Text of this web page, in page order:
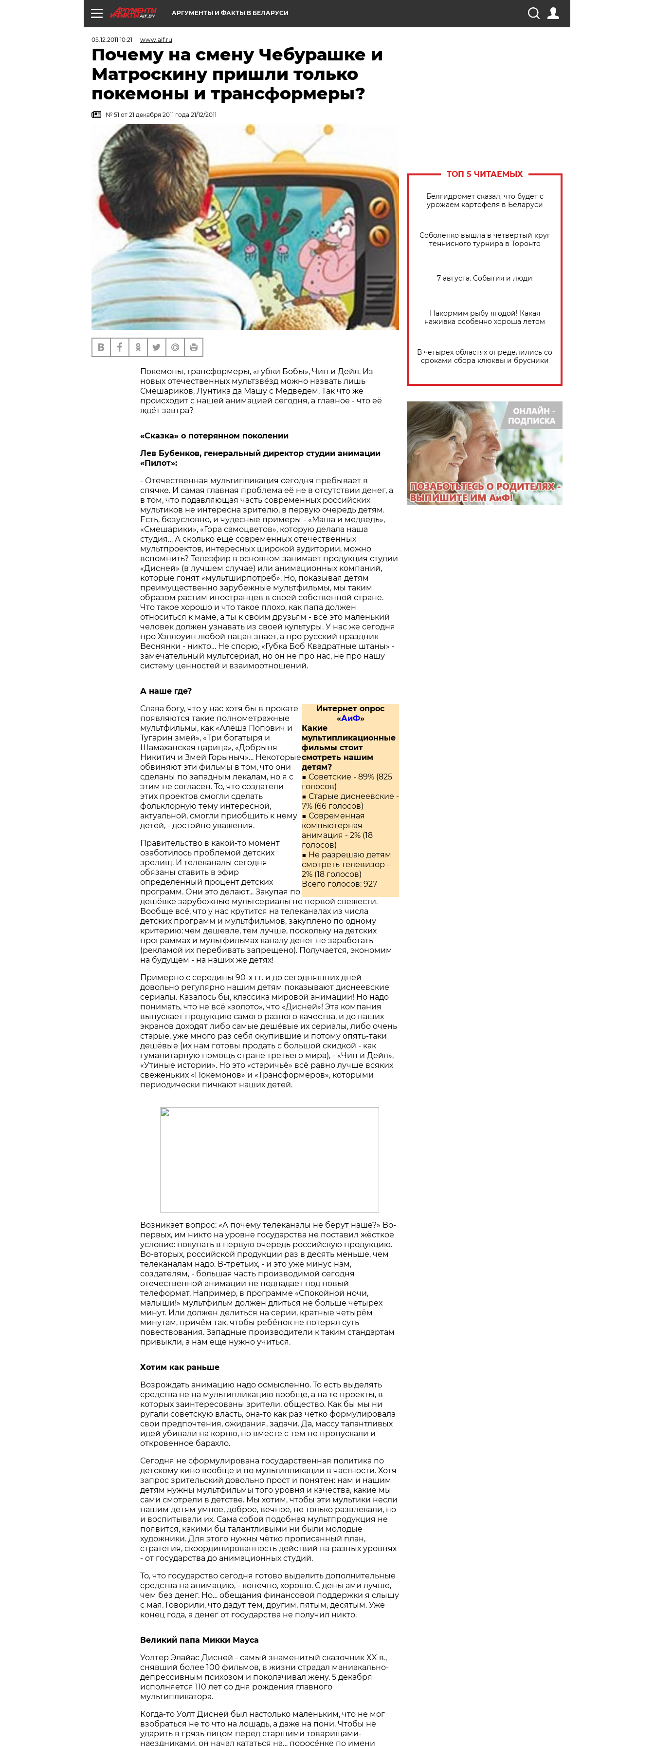
AIF.BY АРГУМЕНТЫ И ФАКТЫ В БЕЛАРУСИ
05.12.2011 10:21 www.aif.ru
Почему на смену Чебурашке и
Матроскину пришли только
покемоны и трансформеры?
№ 51 от 21 декабря 2011 года 21/12/2011
Покемоны, трансформеры, «губки Бобы», Чип и Дейл. Из
новых отечественных мультзвёзд можно назвать лишь
Смешариков, Лунтика да Машу с Медведем. Так что же
происходит с нашей анимацией сегодня, а главное - что её
ждёт завтра?
«Сказка» о потерянном поколении
Лев Бубенков, генеральный директор студии анимации
«Пилот»:
- Отечественная мультипликация сегодня пребывает в
спячке. И самая главная проблема её не в отсутствии денег, а
в том, что подавляющая часть современных российских
мультиков не интересна зрителю, в первую очередь детям.
Есть, безусловно, и чудесные примеры - «Маша и медведь»,
«Смешарики», «Гора самоцветов», которую делала наша
студия… А сколько ещё современных отечественных
мультпроектов, интересных широкой аудитории, можно
вспомнить? Телеэфир в основном занимает продукция студии
«Дисней» (в лучшем случае) или анимационных компаний,
которые гонят «мультширпотреб». Но, показывая детям
преимущественно зарубежные мультфильмы, мы таким
образом растим иностранцев в своей собственной стране.
Что такое хорошо и что такое плохо, как папа должен
относиться к маме, а ты к своим друзьям - всё это маленький
человек должен узнавать из своей культуры. У нас же сегодня
про Хэллоуин любой пацан знает, а про русский праздник
Веснянки - никто… Не спорю, «Губка Боб Квадратные штаны» -
замечательный мультсериал, но он не про нас, не про нашу
систему ценностей и взаимоотношений.
А наше где?
Интернет опрос
«АиФ»
Какие
мультипликационные
фильмы стоит
смотреть нашим
детям?
■ Советские - 89% (825
голосов)
■ Старые диснеевские -
7% (66 голосов)
■ Современная
компьютерная
анимация - 2% (18
голосов)
■ Не разрешаю детям
смотреть телевизор -
2% (18 голосов)
Всего голосов: 927
Слава богу, что у нас хотя бы в прокате
появляются такие полнометражные
мультфильмы, как «Алёша Попович и
Тугарин змей», «Три богатыря и
Шамаханская царица», «Добрыня
Никитич и Змей Горыныч»… Некоторые
обвиняют эти фильмы в том, что они
сделаны по западным лекалам, но я с
этим не согласен. То, что создатели
этих проектов смогли сделать
фольклорную тему интересной,
актуальной, смогли приобщить к нему
детей, - достойно уважения.
Правительство в какой-то момент
озаботилось проблемой детских
зрелищ. И телеканалы сегодня
обязаны ставить в эфир
определённый процент детских
программ. Они это делают... Закупая по
дешёвке зарубежные мультсериалы не первой свежести.
Вообще всё, что у нас крутится на телеканалах из числа
детских программ и мультфильмов, закуплено по одному
критерию: чем дешевле, тем лучше, поскольку на детских
программах и мультфильмах каналу денег не заработать
(рекламой их перебивать запрещено). Получается, экономим
на будущем - на наших же детях!
Примерно с середины 90-х гг. и до сегодняшних дней
довольно регулярно нашим детям показывают диснеевские
сериалы. Казалось бы, классика мировой анимации! Но надо
понимать, что не всё «золото», что «Дисней»! Эта компания
выпускает продукцию самого разного качества, и до наших
экранов доходят либо самые дешёвые их сериалы, либо очень
старые, уже много раз себя окупившие и потому опять-таки
дешёвые (их нам готовы продать с большой скидкой - как
гуманитарную помощь стране третьего мира), - «Чип и Дейл»,
«Утиные истории». Но это «старичьё» всё равно лучше всяких
свеженьких «Покемонов» и «Трансформеров», которыми
периодически пичкают наших детей.
Возникает вопрос: «А почему телеканалы не берут наше?» Во-
первых, им никто на уровне государства не поставил жёсткое
условие: покупать в первую очередь российскую продукцию.
Во-вторых, российской продукции раз в десять меньше, чем
телеканалам надо. В-третьих, - и это уже минус нам,
создателям, - большая часть производимой сегодня
отечественной анимации не подпадает под новый
телеформат. Например, в программе «Спокойной ночи,
малыши!» мультфильм должен длиться не больше четырёх
минут. Или должен делиться на серии, кратные четырём
минутам, причём так, чтобы ребёнок не потерял суть
повествования. Западные производители к таким стандартам
привыкли, а нам ещё нужно учиться.
Хотим как раньше
Возрождать анимацию надо осмысленно. То есть выделять
средства не на мультипликацию вообще, а на те проекты, в
которых заинтересованы зрители, общество. Как бы мы ни
ругали советскую власть, она-то как раз чётко формулировала
свои предпочтения, ожидания, задачи. Да, массу талантливых
идей убивали на корню, но вместе с тем не пропускали и
откровенное барахло.
Сегодня не сформулирована государственная политика по
детскому кино вообще и по мультипликации в частности. Хотя
запрос зрительский довольно прост и понятен: нам и нашим
детям нужны мультфильмы того уровня и качества, какие мы
сами смотрели в детстве. Мы хотим, чтобы эти мультики несли
нашим детям умное, доброе, вечное, не только развлекали, но
и воспитывали их. Сама собой подобная мультпродукция не
появится, какими бы талантливыми ни были молодые
художники. Для этого нужны чётко прописанный план,
стратегия, скоординированность действий на разных уровнях
- от государства до анимационных студий.
То, что государство сегодня готово выделить дополнительные
средства на анимацию, - конечно, хорошо. С деньгами лучше,
чем без денег. Но… обещания финансовой поддержки я слышу
с мая. Говорили, что дадут тем, другим, пятым, десятым. Уже
конец года, а денег от государства не получил никто.
Великий папа Микки Мауса
Уолтер Элайас Дисней - самый знаменитый сказочник XX в.,
снявший более 100 фильмов, в жизни страдал маниакально-
депрессивным психозом и поколачивал жену. 5 декабря
исполняется 110 лет со дня рождения главного
мультипликатора.
Когда-то Уолт Дисней был настолько маленьким, что не мог
взобраться не то что на лошадь, а даже на пони. Чтобы не
ударить в грязь лицом перед старшими товарищами-
наездниками, он начал кататься на… поросёнке по имени
ТОП 5 ЧИТАЕМЫХ
Белгидромет сказал, что будет с
урожаем картофеля в Беларуси
Соболенко вышла в четвертый круг
теннисного турнира в Торонто
7 августа. События и люди
Накормим рыбу ягодой! Какая
наживка особенно хороша летом
В четырех областях определились со
сроками сбора клюквы и брусники